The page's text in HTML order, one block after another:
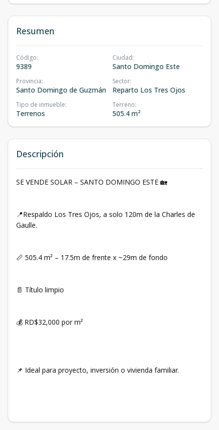
Resumen
Código:
9389
Ciudad:
Santo Domingo Este
Provincia:
Santo Domingo de Guzmán
Sector:
Reparto Los Tres Ojos
Tipo de inmueble:
Terrenos
Terreno:
505.4 m²
Descripción
SE VENDE SOLAR – SANTO DOMINGO ESTE 🏡
📍Respaldo Los Tres Ojos, a solo 120m de la Charles de
Gaulle.
📏 505.4 m² – 17.5m de frente x ~29m de fondo
📄 Título limpio
💰 RD$32,000 por m²
📌 Ideal para proyecto, inversión o vivienda familiar.